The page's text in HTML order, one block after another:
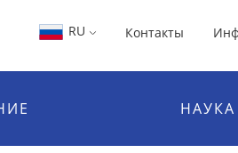
RU Контакты
НАУКА